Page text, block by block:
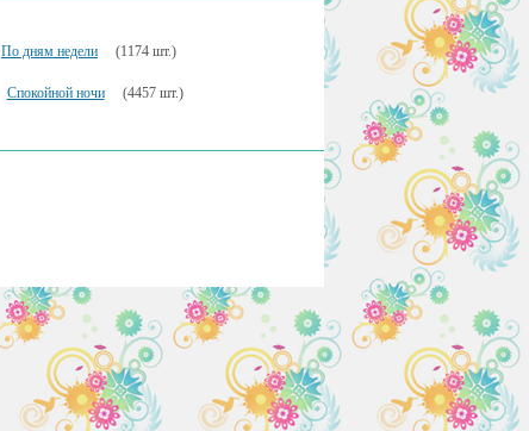
По дням недели (1174 шт.)
Спокойной ночи (4457 шт.)